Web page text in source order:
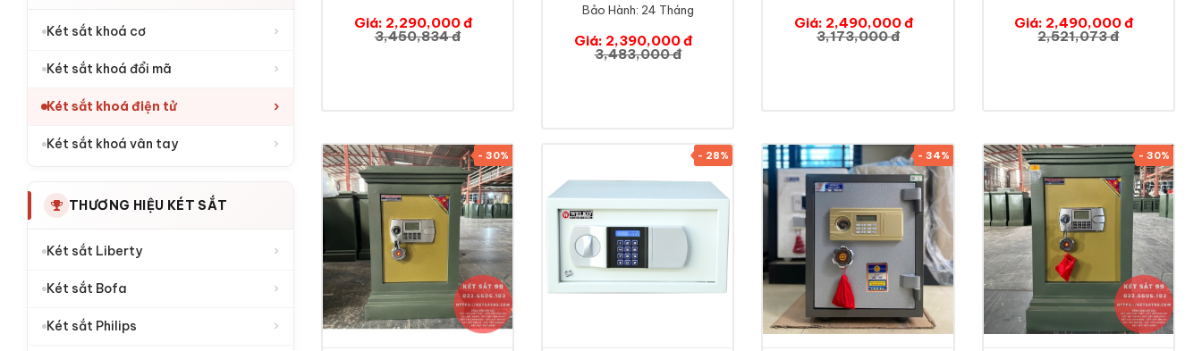
Két sắt khoá cơ ›
Két sắt khoá đổi mã ›
Két sắt khoá điện tử ›
Két sắt khoá vân tay ›
THƯƠNG HIỆU KÉT SẮT
Két sắt Liberty ›
Két sắt Bofa ›
Két sắt Philips ›
Giá: 2,290,000 đ
3,450,834 đ
Bảo Hành: 24 Tháng
Giá: 2,390,000 đ
3,483,000 đ
Giá: 2,490,000 đ
3,173,000 đ
Giá: 2,490,000 đ
2,521,073 đ
- 30% - 28% - 34% - 30%